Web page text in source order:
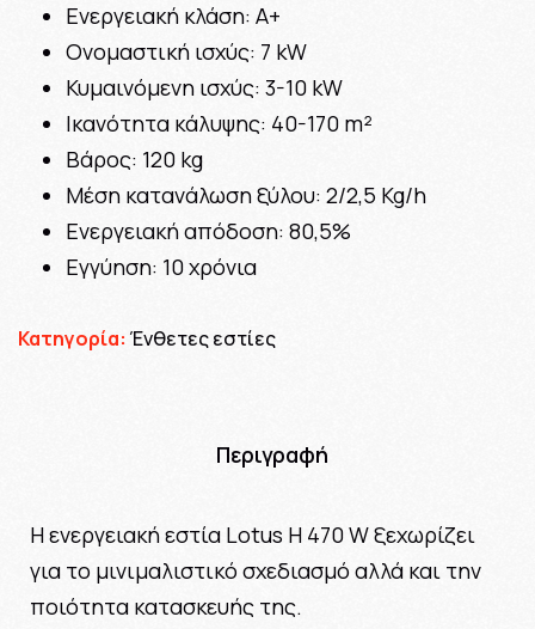
Ενεργειακή κλάση: A+
Ονομαστική ισχύς: 7 kW
Κυμαινόμενη ισχύς: 3-10 kW
Ικανότητα κάλυψης: 40-170 m²
Βάρος: 120 kg
Μέση κατανάλωση ξύλου: 2/2,5 Kg/h
Ενεργειακή απόδοση: 80,5%
Εγγύηση: 10 χρόνια
Κατηγορία: Ένθετες εστίες
Περιγραφή
Η ενεργειακή εστία Lotus H 470 W ξεχωρίζει
για το μινιμαλιστικό σχεδιασμό αλλά και την
ποιότητα κατασκευής της.